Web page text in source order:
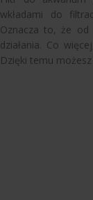
wkładami do
Oznacza to, że
działania. Co
Dzięki temu